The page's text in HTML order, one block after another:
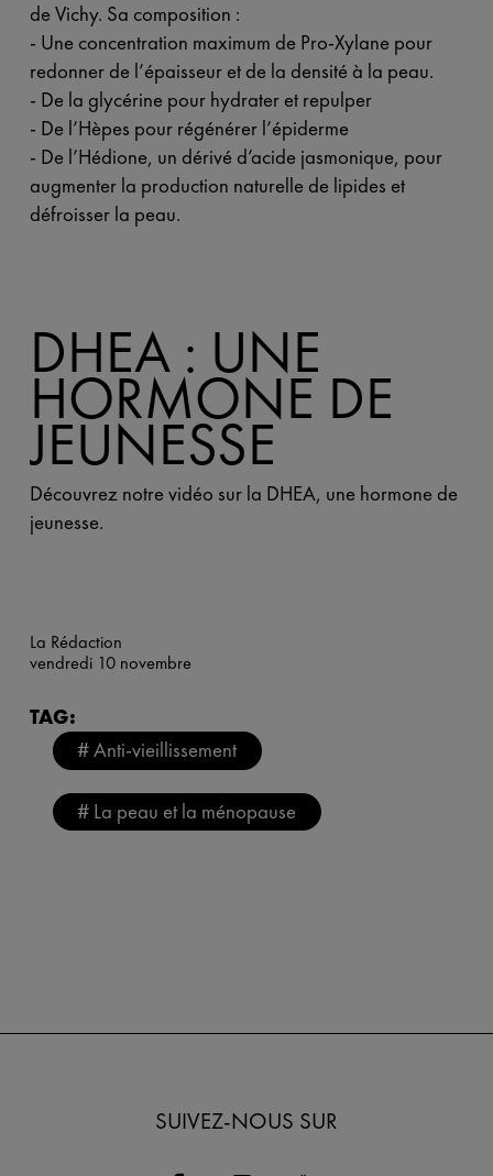
de Vichy. Sa composition :
- Une concentration maximum de Pro-Xylane pour
redonner de l’épaisseur et de la densité à la peau.
- De la glycérine pour hydrater et repulper
- De l’Hèpes pour régénérer l’épiderme
- De l’Hédione, un dérivé d’acide jasmonique, pour
augmenter la production naturelle de lipides et
défroisser la peau.
DHEA : UNE
HORMONE DE
JEUNESSE
Découvrez notre vidéo sur la DHEA, une hormone de
jeunesse.
La Rédaction
vendredi 10 novembre
TAG:
# Anti-vieillissement
# La peau et la ménopause
SUIVEZ-NOUS SUR